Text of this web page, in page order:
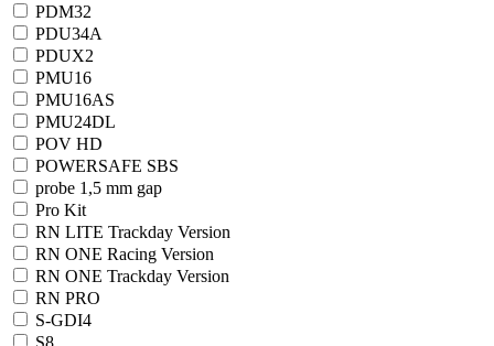
PDM32
PDU34A
PDUX2
PMU16
PMU16AS
PMU24DL
POV HD
POWERSAFE SBS
probe 1,5 mm gap
Pro Kit
RN LITE Trackday Version
RN ONE Racing Version
RN ONE Trackday Version
RN PRO
S-GDI4
S8